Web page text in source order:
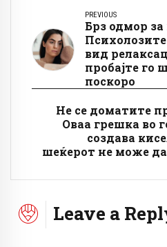
PREVIOUS
Брз одмор
Психолозите
вид
пробајте го
поскоро
Не се доматите
Оваа грешка во
создава
шеќерот не може да
Leave a